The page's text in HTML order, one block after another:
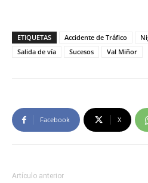
ETIQUETAS Accidente de Tráfico
Salida de vía
Sucesos Val Miñor
Facebook X
Artículo anterior